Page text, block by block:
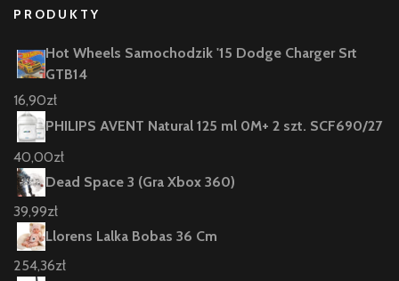
PRODUKTY
Hot Wheels Samochodzik '15 Dodge Charger Srt
GTB14
16,90zł
PHILIPS AVENT Natural 125 ml 0M+ 2 szt. SCF690/27
40,00zł
Dead Space 3 (Gra Xbox 360)
39,99zł
Llorens Lalka Bobas 36 Cm
254,36zł